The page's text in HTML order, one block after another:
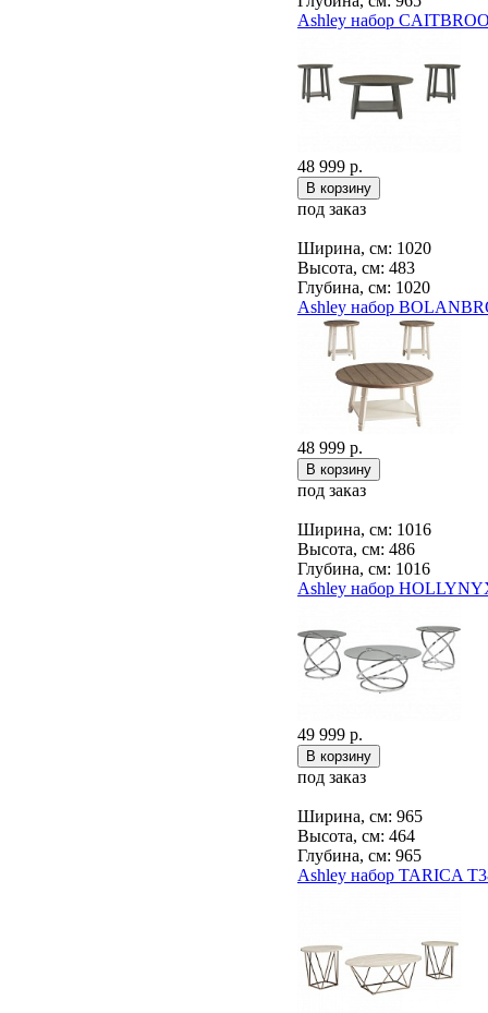
Ashley набор
48 999 р.
под заказ
Ширина, см: 1020
Высота, см: 483
Глубина, см: 1020
Ashley набор
48 999 р.
под заказ
Ширина, см: 1016
Высота, см: 486
Глубина, см: 1016
Ashley набор
49 999 р.
под заказ
Ширина, см: 965
Высота, см: 464
Глубина, см: 965
Ashley набор TARICA